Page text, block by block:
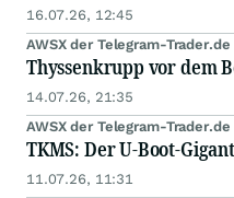
16.07.26, 12:45
AWSX der Telegram-Trader.de
Thyssenkrupp vor dem
14.07.26, 21:35
AWSX der Telegram-Trader.de
TKMS: Der U-Boot-
11.07.26, 11:31